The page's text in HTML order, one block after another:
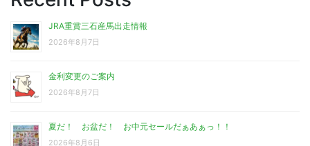
JRA重賞三石産馬出走情報
2026年8月7日
金利変更のご案内
2026年8月7日
夏だ！ お盆だ！ お中元セールだぁあぁっ！！
2026年8月6日